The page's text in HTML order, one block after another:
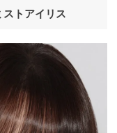
トアイリス